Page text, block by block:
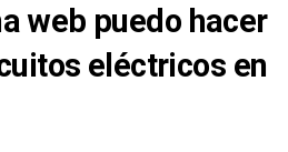
web puedo hacer
eléctricos en